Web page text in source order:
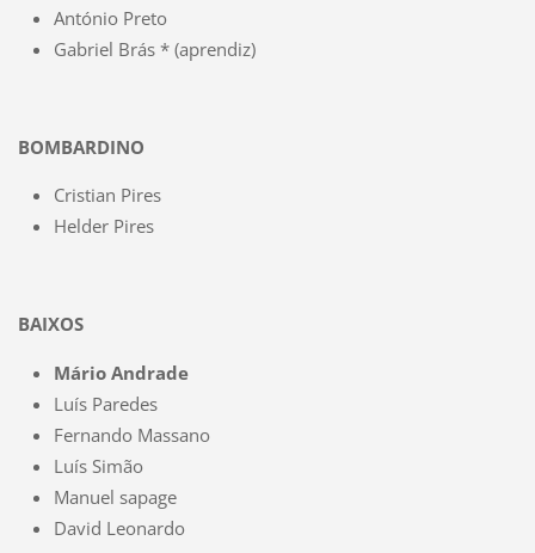
António Preto
Gabriel Brás * (aprendiz)
BOMBARDINO
Cristian Pires
Helder Pires
BAIXOS
Mário Andrade
Luís Paredes
Fernando Massano
Luís Simão
Manuel sapage
David Leonardo